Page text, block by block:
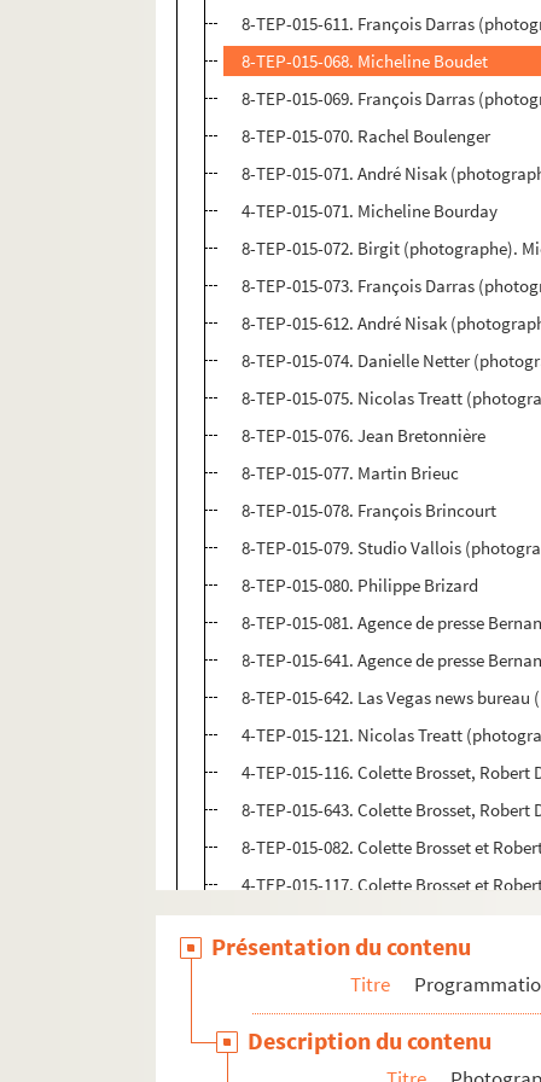
8-TEP-015-611. François Darras
8-TEP-015-068. Micheline Boudet
8-TEP-015-069. François Darras
8-TEP-015-070. Rachel Boulenger
8-TEP-015-071. André Nisak
4-TEP-015-071. Micheline Bourday
8-TEP-015-072. Birgit (photographe).
8-TEP-015-073. François Darras
8-TEP-015-612. André Nisak
8-TEP-015-074. Danielle Netter
8-TEP-015-075. Nicolas Treatt
8-TEP-015-076. Jean Bretonnière
8-TEP-015-077. Martin Brieuc
8-TEP-015-078. François Brincourt
8-TEP-015-079. Studio Vallois
8-TEP-015-080. Philippe Brizard
8-TEP-015-081. Agence de presse
8-TEP-015-641. Agence de presse
8-TEP-015-642. Las Vegas news
4-TEP-015-121. Nicolas Treatt
4-TEP-015-116. Colette Brosset,
8-TEP-015-643. Colette Brosset,
8-TEP-015-082. Colette Brosset et
4-TEP-015-117. Colette Brosset et
8-TEC-015-011. Colette Brosset et
4-TEP-015-122. Colette Brosset et
8-TEP-015-083. Claude Mathieu
8-TEP-015-084. Jean Brun
8-TEP-015-085. Feldine (photographe).
Présentation du contenu
Titre
Description du contenu